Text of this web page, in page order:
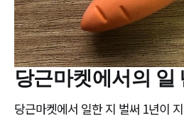
당근마켓에서의 일
당근마켓에서 일한 지 벌써 1년이